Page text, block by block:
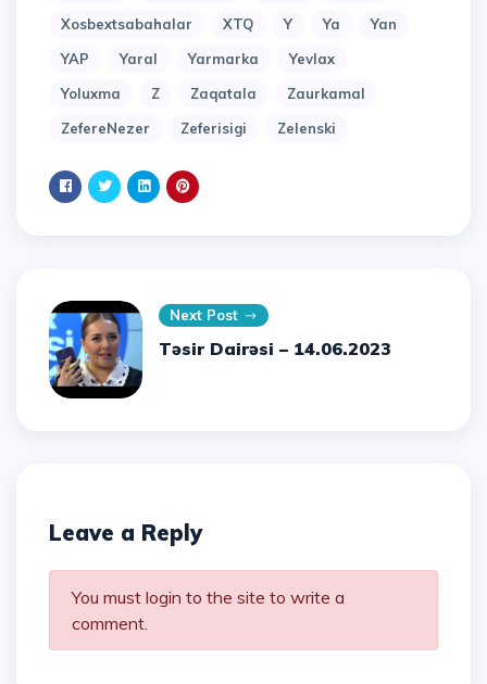
Xosbextsabahalar
XTQ Y Ya
Yan
YAP
Yaral Yarmarka
Yevlax
Yoluxma
Z Zaqatala
Zaurkamal
ZefereNezer
Zeferisigi Zelenski
Next Post
Təsir Dairəsi – 14.06.2023
Leave a Reply
You must login to the site to write a
comment.